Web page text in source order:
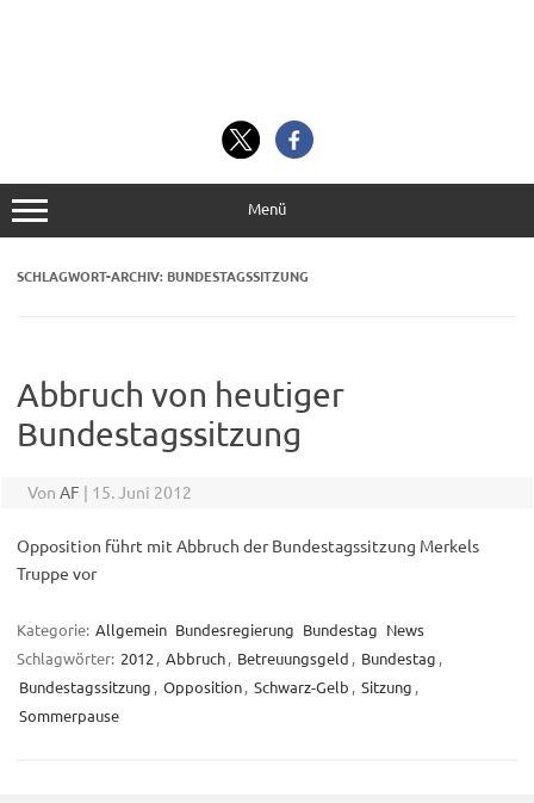
Menü
SCHLAGWORT-ARCHIV: BUNDESTAGSSITZUNG
Abbruch von heutiger
Bundestagssitzung
Von AF | 15. Juni 2012
Opposition führt mit Abbruch der Bundestagssitzung Merkels
Truppe vor
Kategorie: Allgemein Bundesregierung Bundestag News
Schlagwörter: 2012 , Abbruch, Betreuungsgeld , Bundestag ,
Bundestagssitzung , Opposition, Schwarz-Gelb , Sitzung ,
Sommerpause